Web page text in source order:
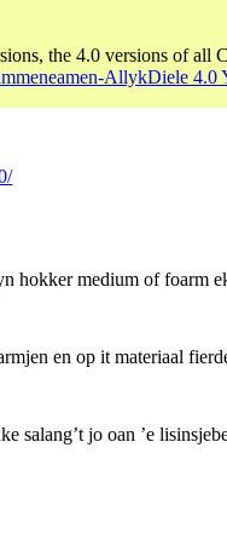
the 4.0 versions of all
AllykDiele 4.0
hokker medium of foarm
en op it materiaal
salang’t jo oan ’e